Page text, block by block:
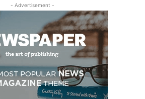
- Advertisement -